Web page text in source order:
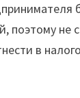
поэтому не
в